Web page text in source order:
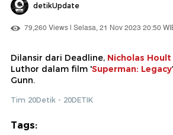
detikUpdate
79,260 Views | Selasa, 21 Nov 2023 20:50
Dilansir dari Deadline, Nicholas Hoult
Luthor dalam film 'Superman: Legacy
Gunn.
Tim 20Detik - 20DETIK
Tags: